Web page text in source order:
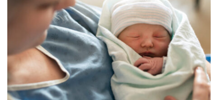
Wyznania diabetyka
Do pobrania
Kontakt